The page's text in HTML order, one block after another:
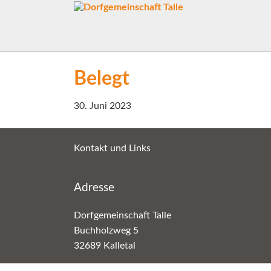
Belegt
30. Juni 2023
Kontakt und Links
Adresse
Dorfgemeinschaft Talle
Buchholzweg 5
32689 Kalletal